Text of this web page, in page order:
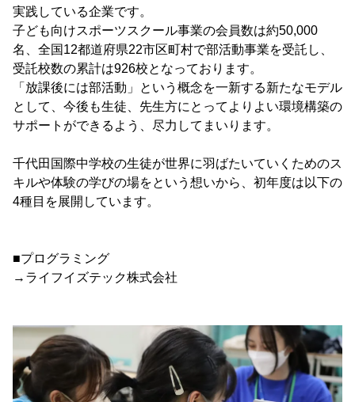
実践している企業です。
子ども向けスポーツスクール事業の会員数は約50,000
名、全国12都道府県22市区町村で部活動事業を受託し、
受託校数の累計は926校となっております。
「放課後には部活動」という概念を一新する新たなモデル
として、今後も生徒、先生方にとってよりよい環境構築の
サポートができるよう、尽力してまいります。
千代田国際中学校の生徒が世界に羽ばたいていくためのス
キルや体験の学びの場をという想いから、初年度は以下の
4種目を展開しています。
■プログラミング
→ライフイズテック株式会社